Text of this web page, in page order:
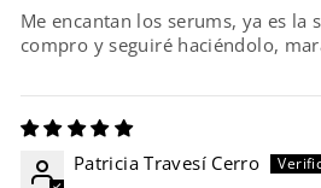
Me encantan los serums, ya es la
compro y seguiré haciéndolo,
Patricia Travesí Cerro